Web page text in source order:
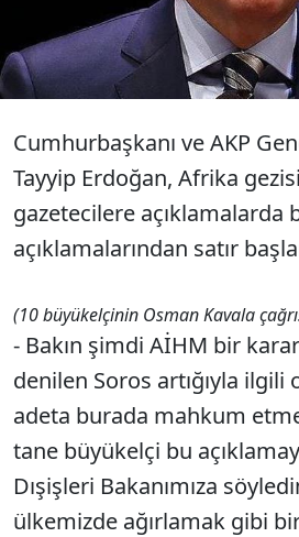
ağırlamak gibi bir
Cumhurbaşkanı ve AKP
Tayyip Erdoğan, Afrika
gazetecilere açıklamalarda
açıklamalarından satır
(10 büyükelçinin Osman Kavala
- Bakın şimdi AİHM bir
denilen Soros artığıyla ilgili
adeta burada mahkum
tane büyükelçi bu
Dışişleri Bakanımıza
ülkemizde ağırlamak gibi